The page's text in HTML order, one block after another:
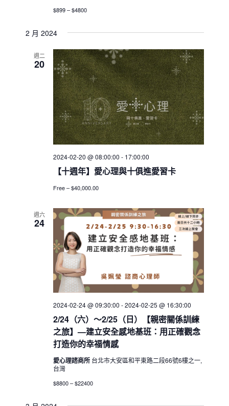
$899 – $4800
2 月 2024
週二
20
【十週年】愛心理與十俱進愛習卡
2024-02-20 @ 08:00:00 - 17:00:00
Free – $40,000.00
週六
24
2/24（六）～2/25（日）【親密關係訓練
之旅】—建立安全感地基班：用正確觀念
打造你的幸福情感
2024-02-24 @ 09:30:00 -2024-02-25 @ 16:30:00
愛心理諮商所 台北市大安區和平東路二段66號6樓之一,
台灣
$8800 – $22400